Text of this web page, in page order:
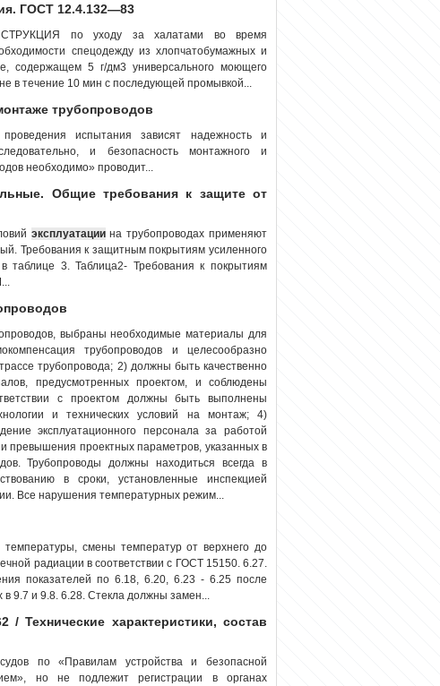
ГОСТ 12.4.132—83
по уходу за халатами во время
спецодежду из хлопчатобумажных и
содержащем 5 г/дм3 универсального моющего
в течение 10 мин с последующей промывкой...
трубопроводов
испытания зависят надежность и
и безопасность монтажного и
необходимо» проводит...
Общие требования к защите от
эксплуатациина трубопроводах применяют
Требования к защитным покрытиям усиленного
3. Таблица2- Требования к покрытиям
выбраны необходимые материалы для
трубопроводов и целесообразно
трубопровода; 2) должны быть качественно
предусмотренных проектом, и соблюдены
с проектом должны быть выполнены
и технических условий на монтаж; 4)
эксплуатационного персонала за работой
превышения проектных параметров, указанных в
Трубопроводы должны находиться всегда в
в сроки, установленные инспекцией
Все нарушения температурных режим...
температуры, смены температур от верхнего до
радиации в соответствии с ГОСТ 15150. 6.27.
показателей по 6.18, 6.20, 6.23 - 6.25 после
в 9.7 и 9.8. 6.28. Стекла должны замен...
/ Технические характеристики, состав
по «Правилам устройства и безопасной
но не подлежит регистрации в органах